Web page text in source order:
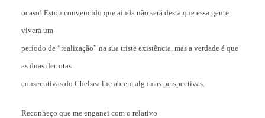
ocaso! Estou convencido que ainda não será desta que essa gente
viverá um
período de “realização” na sua triste existência, mas a verdade é que
as duas derrotas
consecutivas do Chelsea lhe abrem algumas perspectivas.
Reconheço que me enganei com o relativo